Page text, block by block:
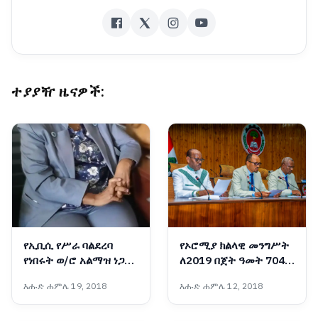
ተያያዥ ዜናዎች:
የኢቢሲ የሥራ ባልደረባ
የነበሩት ወ/ሮ አልማዝ ነጋሽ
እሑድ ሐምሌ 19, 2018
የኦሮሚያ ክልላዊ መንግሥት
ለ2019 በጀት ዓመት 704
እሑድ ሐምሌ 12, 2018